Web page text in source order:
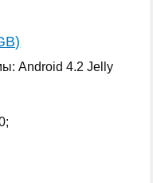
Android 4.2 Jelly